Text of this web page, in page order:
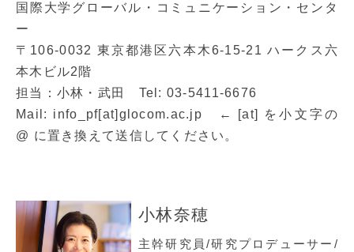
国際大学グローバル・コミュニケーション・センタ
ー
〒106-0032 東京都港区六本木6-15-21 ハークス六
本木ビル2階
担当：小林・武田 Tel: 03-5411-6676
Mail: info_pf[at]glocom.ac.jp ← [at] を小文字の
@ に置き換えて送信してください。
小林奈穂
主幹研究員/研究プロデューサー/